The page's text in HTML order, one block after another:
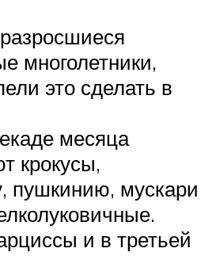
многолетники,
это сделать в
месяца
крокусы,
пушкинию, мускари
и в третьей